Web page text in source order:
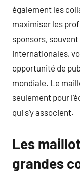
également les
maximiser les
sponsors,
internationales,
opportunité de
mondiale. Le
seulement pour
qui s’y associent.
Les
grandes